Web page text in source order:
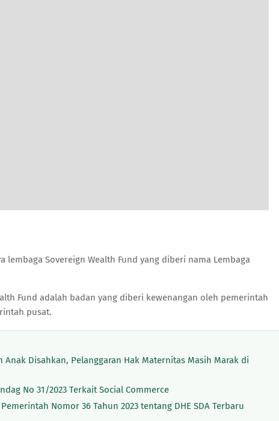
lembaga Sovereign Wealth Fund yang diberi nama Lembaga
Fund adalah badan yang diberi kewenangan oleh pemerintah
pusat.
Anak Disahkan, Pelanggaran Hak Maternitas Masih Marak di
No 31/2023 Terkait Social Commerce
Nomor 36 Tahun 2023 tentang DHE SDA Terbaru